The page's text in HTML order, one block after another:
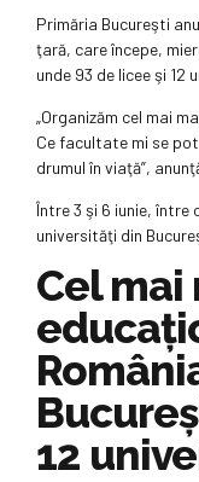
Primăria Bucureşti
ţară, care începe,
unde 93 de licee şi
„Organizăm cel mai
Ce facultate mi se
drumul în viaţă”,
Între 3 şi 6 iunie, între
universităţi din
Cel mai
12